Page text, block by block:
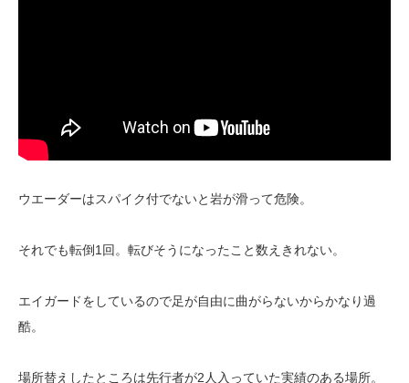
ウエーダーはスパイク付でないと岩が滑って危険。
それでも転倒1回。転びそうになったこと数えきれない。
エイガードをしているので足が自由に曲がらないからかなり過
酷。
場所替えしたところは先行者が2人入っていた実績のある場所。